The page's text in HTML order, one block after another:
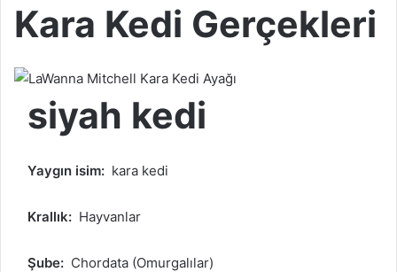
Kara Kedi Gerçekleri
siyah kedi
Yaygın isim: kara kedi
Krallık: Hayvanlar
Şube: Chordata (Omurgalılar)